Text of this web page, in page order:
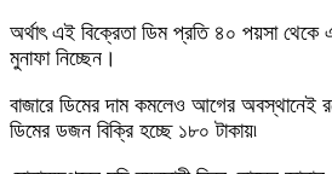
অর্থাৎ এই বিক্রেতা ডিম প্রতি ৪০ পয়সা থেকে
মুনাফা নিচ্ছেন।
বাজারে ডিমের দাম কমলেও আগের অবস্থানেই
ডিমের ডজন বিক্রি হচ্ছে ১৮০ টাকায়৷